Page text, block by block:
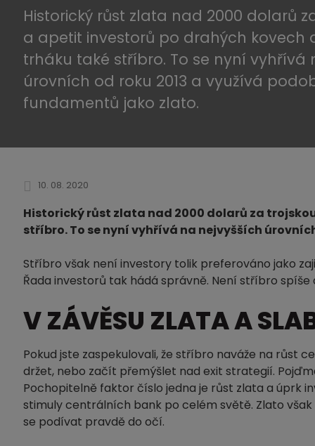
Historický růst zlata nad 2000 dolarů
a apetit investorů po drahých kovech
trháku také stříbro. To se nyní vyhřívá
úrovních od roku 2013 a využívá
fundamentů jako zlato.
10. 08. 2020
Historický růst zlata nad 2000 dolarů za
stříbro. To se nyní vyhřívá na nejvyšších
Stříbro však není investory tolik preferováno jako
Řada investorů tak hádá správně. Není stříbro
V ZÁVĚSU ZLATA A
Pokud jste zaspekulovali, že stříbro naváže na růst
držet, nebo začít přemýšlet nad exit strategií.
Pochopitelně faktor číslo jedna je růst zlata a úprk
stimuly centrálních bank po celém světě. Zlato
se podívat pravdě do očí.